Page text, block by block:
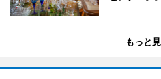
もっと